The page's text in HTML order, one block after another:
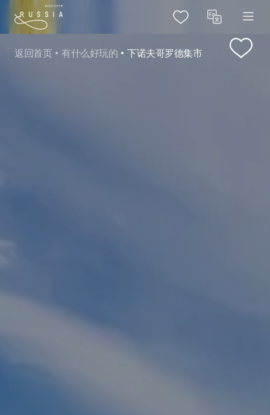
返回首页 有什么好玩的 下诺夫哥罗德集市